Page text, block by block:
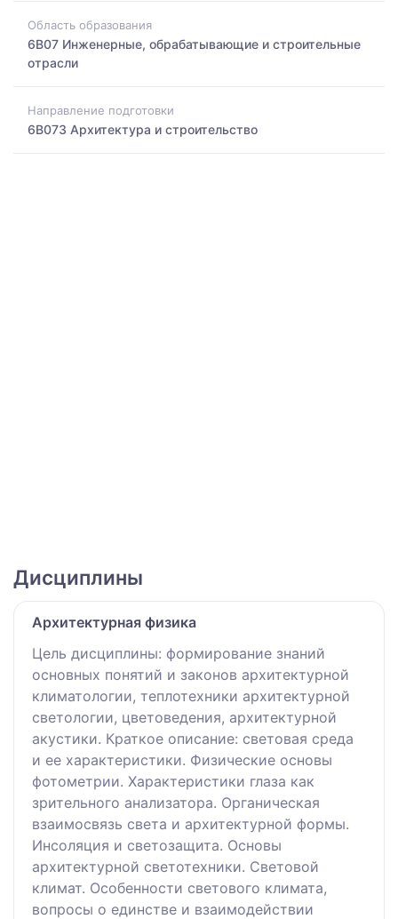
Область образования
6B07 Инженерные, обрабатывающие и строительные
отрасли
Направление подготовки
6B073 Архитектура и строительство
Дисциплины
Архитектурная физика
Цель дисциплины: формирование знаний
основных понятий и законов архитектурной
климатологии, теплотехники архитектурной
светологии, цветоведения, архитектурной
акустики. Краткое описание: световая среда
и ее характеристики. Физические основы
фотометрии. Характеристики глаза как
зрительного анализатора. Органическая
взаимосвязь света и архитектурной формы.
Инсоляция и светозащита. Основы
архитектурной светотехники. Световой
климат. Особенности светового климата,
вопросы о единстве и взаимодействии